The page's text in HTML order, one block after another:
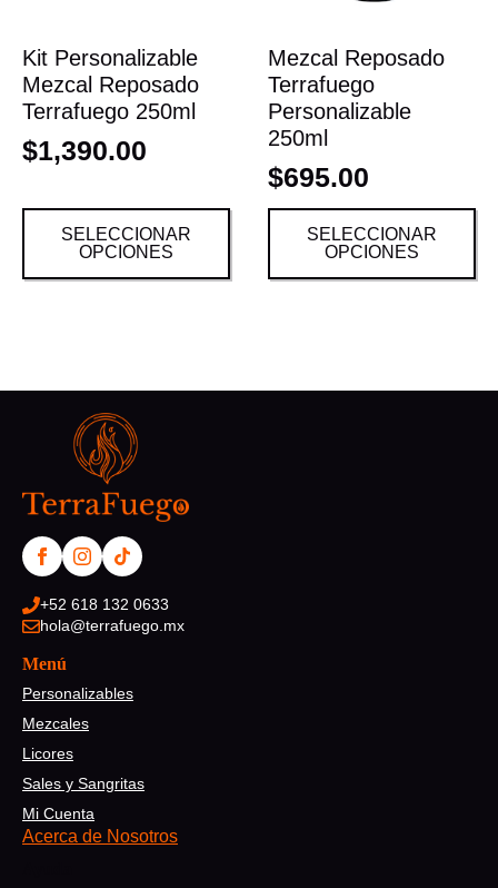
Kit Personalizable
Mezcal Reposado
Terrafuego 250ml
$1,390.00
SELECCIONAR
OPCIONES
Mezcal Reposado
Terrafuego
Personalizable
250ml
$695.00
SELECCIONAR
OPCIONES
+52 618 132 0633
hola@terrafuego.mx
Menú
Personalizables
Mezcales
Licores
Sales y Sangritas
Mi Cuenta
Acerca de Nosotros